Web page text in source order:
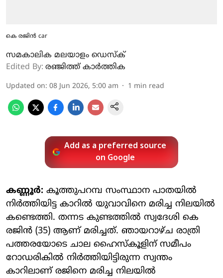
കെ രജിൻ car
സമകാലിക മലയാളം ഡെസ്ക്
Edited By: രഞ്ജിത്ത് കാർത്തിക
Updated on: 08 Jun 2026, 5:00 am 1 min read
Add as a preferred source
on Google
കണ്ണൂർ: കൂത്തുപറമ്പ സംസ്ഥാന പാതയിൽ
നിർത്തിയിട്ട കാറിൽ യുവാവിനെ മരിച്ച നിലയിൽ
കണ്ടെത്തി. തന്നട കുണ്ടത്തിൽ സ്വദേശി കെ
രജിൻ (35) ആണ് മരിച്ചത്. ഞായറാഴ്ച രാത്രി
പത്തരയോടെ ചാല ഹൈസ്കൂളിന് സമീപം
റോഡരികിൽ നിർത്തിയിട്ടിരുന്ന സ്വന്തം
കാറിലാണ് രജിനെ മരിച്ച നിലയിൽ